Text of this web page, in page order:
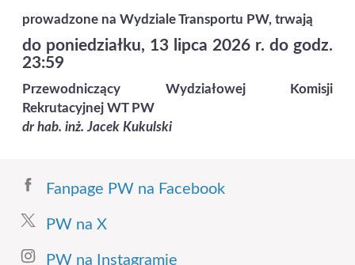
prowadzone na Wydziale Transportu PW, trwają
do poniedziałku, 13 lipca 2026 r. do godz.
23:59
Przewodniczący Wydziałowej Komisji
Rekrutacyjnej WT PW
dr hab. inż. Jacek Kukulski
Fanpage PW na Facebook
PW na X
PW na Instagramie